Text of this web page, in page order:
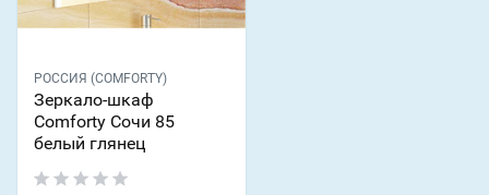
РОССИЯ (COMFORTY)
Зеркало-шкаф
Comforty Сочи 85
белый глянец